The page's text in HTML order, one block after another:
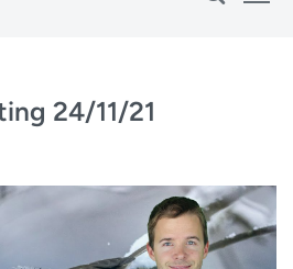
24/11/21